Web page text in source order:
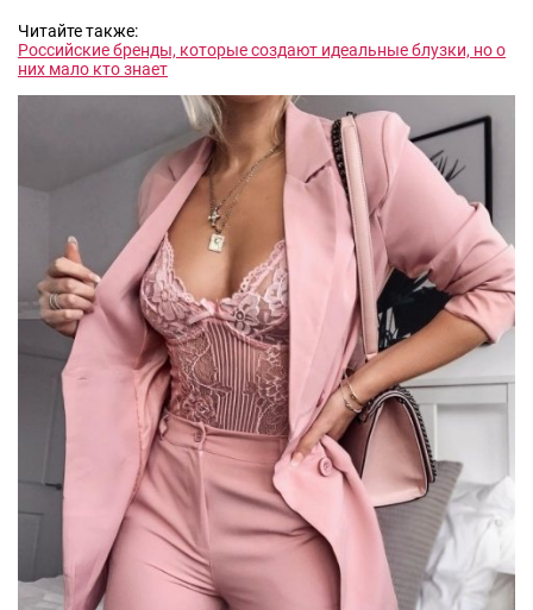
Читайте также:
Российские бренды, которые создают идеальные блузки, но о
них мало кто знает